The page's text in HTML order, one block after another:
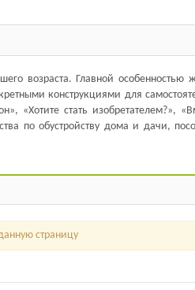
возраста. Главной особенностью
конструкциями для
«Хотите стать изобретателем?»,
по обустройству дома и дачи,
страницу